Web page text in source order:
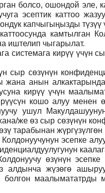
болсо, ошондой эле,
эсептик каттоо
капчыгыңызды түзүү
камтылган
иштелип чыгарылат.
системага кирүү
сыр сөзүнүн
анын
кирүү үчүн
кошо алуу менен
ушул
же өз сыр сөзүнүн
тарабынан
эсепке
өзүнүн
алдынча жүзөгө
маалымататрды